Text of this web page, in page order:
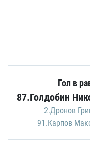
Гол в
87.Голдобин
2.Дронов
91.Карпов